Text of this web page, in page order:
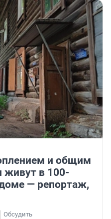
и общим
живут в 100-
— репортаж,
Обсудить